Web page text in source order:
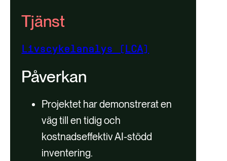
Tjänst
Livscykelanalys (LCA)
Påverkan
Projektet har demonstrerat en
väg till en tidig och
kostnadseffektiv AI-stödd
inventering.